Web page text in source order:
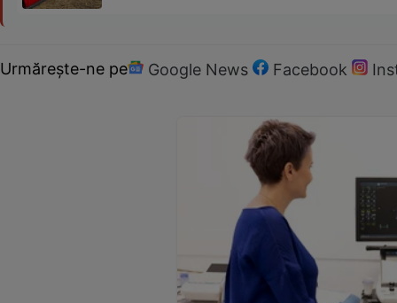
Urmărește-ne pe Google News Facebook